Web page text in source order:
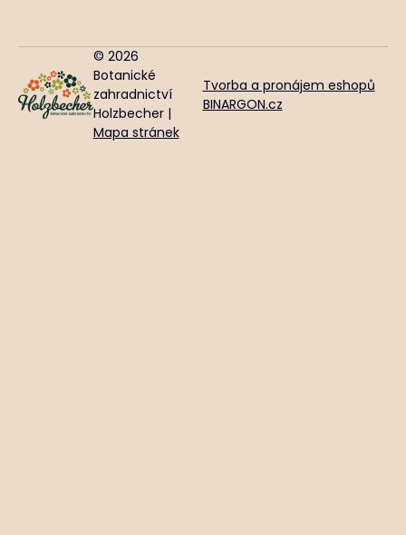
© 2026
Botanické
zahradnictví
Holzbecher |
Mapa stránek
Tvorba a pronájem eshopů
BINARGON.cz